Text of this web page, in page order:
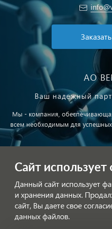
АО
Ваш надежный
Мы - компания,
всем необходимым для
Обработка
Сайт
Данный сайт использует
и хранения данных.
сайт, Вы даете свое
данных файлов.